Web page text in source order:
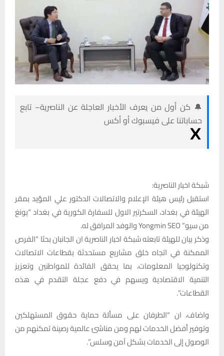
🔔 كن أول من يعرف الأخبار العاجلة عن الناصرية– تابع
حساباتنا على فيسبوك أو أكس
شبكة اخبار الناصرية:
استقبل رئيس هيئة الإعلام والاتصالات الدكتور علي المؤيد بمقر
الهيئة في بغداد، السكرتير الاول للسفارة الكورية في بغداد “يونغ
من سيو” Yongmin SEO والوفد المرافق له.
وذكر بيان للهيئة تابعته شبكة اخبار الناصرية ان الجانبان بحثا “الفرص
الممكنة في اتجاه خلق مشاريع مستحدثة بقطاعات الاتصالات
وتكنولوجيا المعلومات، بما يحقق الفائدة للمواطنين وتعزيز
التنمية الاقتصادية ويسهم في دفع عجلة التقدم في هذه
القطاعات”.
واضاف، ان “الطرفان على مسألة حماية حقوق المستهلكين
وتوفير أفضل الخدمات لهم ومن مناشئ عالمية رصينة تمكنهم من
الوصول إلى الخدمات بشكل آمن وسلس”.